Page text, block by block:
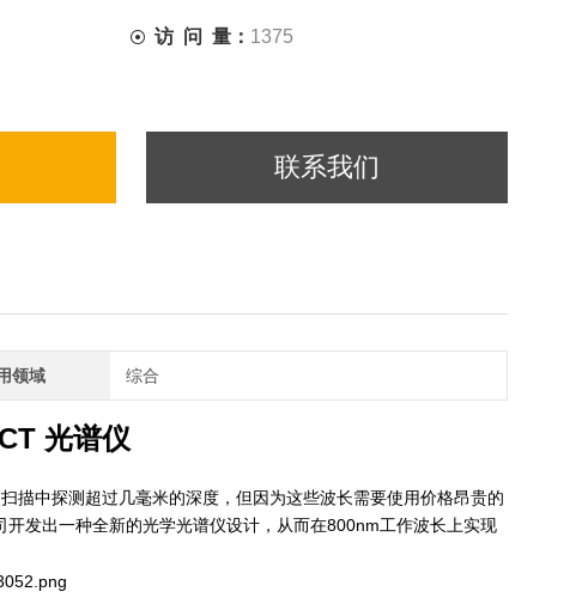
访 问 量： 1375
联系我们
领域 综合
光谱仪
描中探测超过几毫米的深度，但因为这些波长需要使用价格昂贵的
发出一种全新的光学光谱仪设计，从而在800nm工作波长上实现